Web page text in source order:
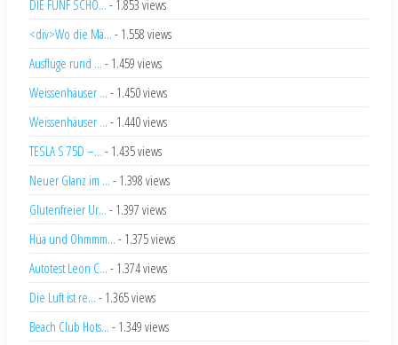
DIE FÜNF SCHÖ... - 1.853 views
<div>Wo die Mä... - 1.558 views
Ausflüge rund ... - 1.459 views
Weissenhäuser ... - 1.450 views
Weissenhäuser ... - 1.440 views
TESLA S 75D –... - 1.435 views
Neuer Glanz im ... - 1.398 views
Glutenfreier Ur... - 1.397 views
Hüa und Ohmmm... - 1.375 views
Autotest Leon C... - 1.374 views
Die Luft ist re... - 1.365 views
Beach Club Hots... - 1.349 views